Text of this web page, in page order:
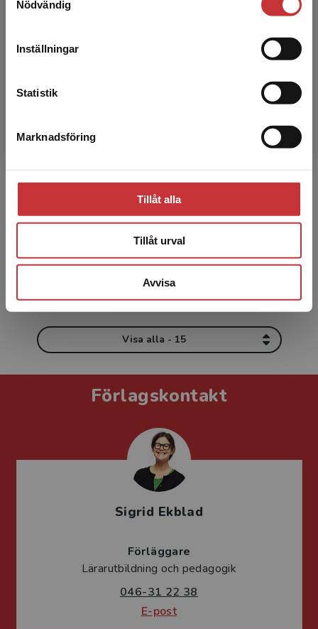
Nödvändig
Inställningar
Statistik
Marknadsföring
Tillåt alla
Tillåt urval
Avvisa
att kunna slutföra ett köp måste
Susanne Köpsén är biträdande professor i
pedagogik vid avdelningen för pedagogik och
beteendevetenskap och lär...
Stig-Börje Asplund
Stig-Börje Asplund är professor i pedagogiskt
arbete vid Karlstads universitet. Hans forskning
bedrivs utifrån en tvärvetenskaplig ansats och
Visa alla - 15
Förlagskontakt
Sigrid Ekblad
Förläggare
Lärarutbildning och pedagogik
046-31 22 38
E-post